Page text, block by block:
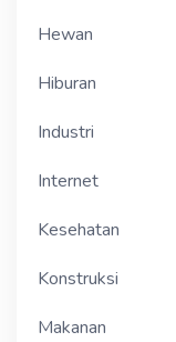
Hewan
Hiburan
Industri
Internet
Kesehatan
Konstruksi
Makanan